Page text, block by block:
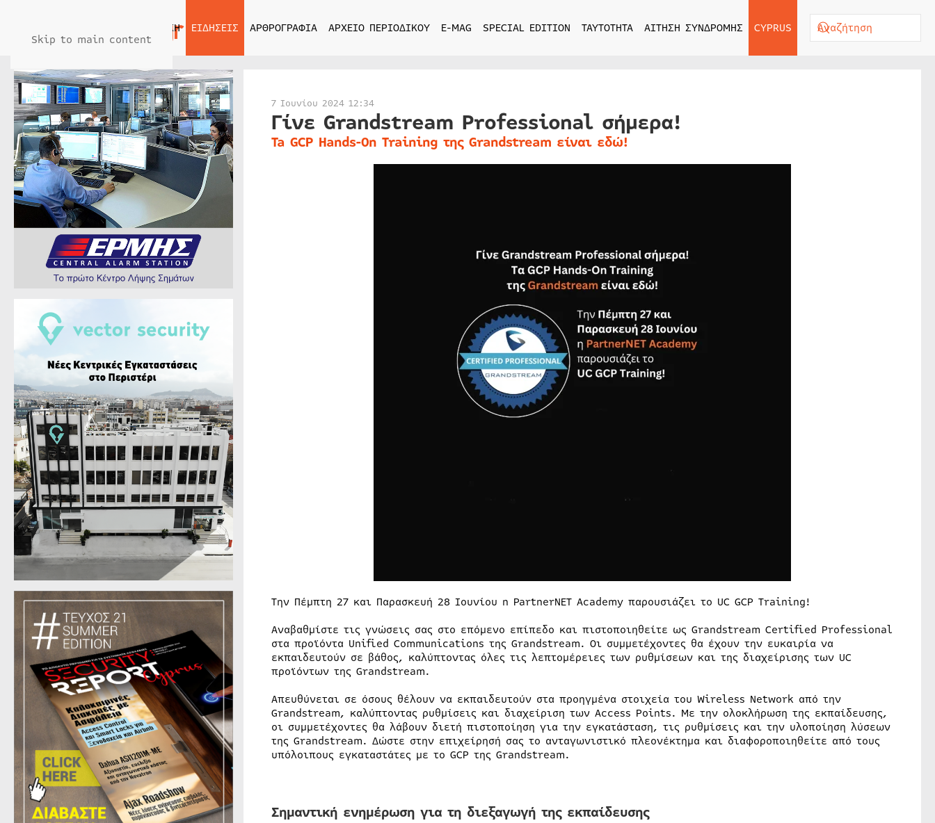
Skip to main content
ΑΡΧΙΚΗ ΕΙΔΗΣΕΙΣ ΑΡΘΡΟΓΡΑΦΙΑ ΑΡΧΕΙΟ ΠΕΡΙΟΔΙΚΟΥ E-MAG SPECIAL EDITION ΤΑΥΤΟΤΗΤΑ ΑΙΤΗΣΗ ΣΥΝΔΡΟΜΗΣ CYPRUS
7 Ιουνίου 2024 12:34
Γίνε Grandstream Professional σήμερα!
Ta GCP Hands-On Training της Grandstream είναι εδώ!
Την Πέμπτη 27 και Παρασκευή 28 Ιουνίου n PartnerNET Academy παρουσιάζει το UC GCP Training!
Αναβαθμίστε τις γνώσεις σας στο επόμενο επίπεδο και πιστοποιηθείτε ως Grandstream Certified Professional
στα προϊόντα Unified Communications της Grandstream. Οι συμμετέχοντες θα έχουν την ευκαιρία να
εκπαιδευτούν σε βάθος, καλύπτοντας όλες τις λεπτομέρειες των ρυθμίσεων και της διαχείρισης των UC
προϊόντων της Grandstream.
Απευθύνεται σε όσους θέλουν να εκπαιδευτούν στα προηγμένα στοιχεία του Wireless Network από την
Grandstream, καλύπτοντας ρυθμίσεις και διαχείριση των Access Points. Με την ολοκλήρωση της εκπαίδευσης,
οι συμμετέχοντες θα λάβουν διετή πιστοποίηση για την εγκατάσταση, τις ρυθμίσεις και την υλοποίηση λύσεων
της Grandstream. Δώστε στην επιχείρησή σας το ανταγωνιστικό πλεονέκτημα και διαφοροποιηθείτε από τους
υπόλοιπους εγκαταστάτες με το GCP της Grandstream.
Σημαντική ενημέρωση για τη διεξαγωγή της εκπαίδευσης